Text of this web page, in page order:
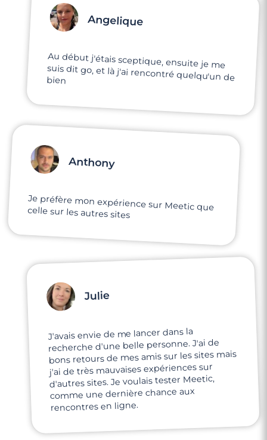
Angelique
Au début j'étais sceptique, ensuite je me
suis dit go, et là j'ai rencontré quelqu'un de
bien
Anthony
Je préfère mon expérience sur Meetic que
celle sur les autres sites
Julie
J'avais envie de me lancer dans la
recherche d'une belle personne. J'ai de
bons retours de mes amis sur les sites mais
j'ai de très mauvaises expériences sur
d'autres sites. Je voulais tester Meetic,
comme une dernière chance aux
rencontres en ligne.